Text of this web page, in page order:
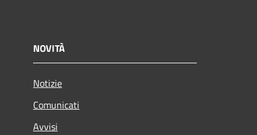
NOVITÀ
Notizie
Comunicati
Avvisi